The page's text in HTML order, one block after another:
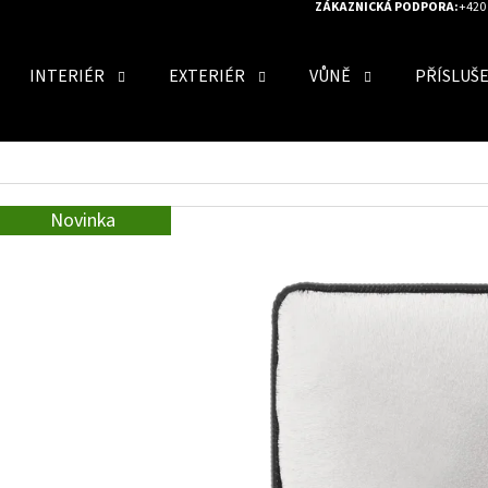
ZÁKAZNICKÁ PODPORA:+420
INTERIÉR EXTERIÉR VŮNĚ
Novinka
POTŘEBUJETE NAJÍT?